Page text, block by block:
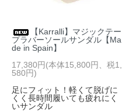
【Karralli】マジックテー
プラバーソールサンダル【Ma
de in Spain】
17,380円(本体15,800円、税1,
580円)
足にフィット！軽くて脱げに
くく長時間履いても疲れにく
いサンダル